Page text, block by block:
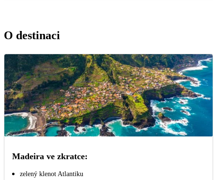
O destinaci
Madeira ve zkratce:
zelený klenot Atlantiku